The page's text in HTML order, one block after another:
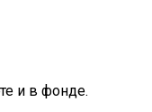
и в фонде.